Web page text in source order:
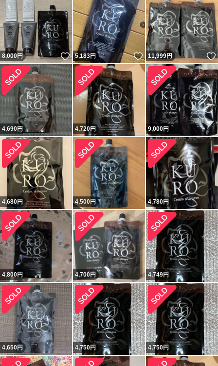
8,000円 いいね！
5,183円 いいね！
11,999円
4,690円 4,720円 9,000円
4,680円 4,500円 4,780円
4,800円 4,700円 4,749円
4,650円 4,750円 4,750円